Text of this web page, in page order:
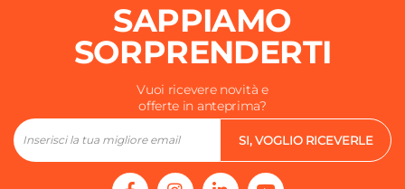
SAPPIAMO
SORPRENDERTI
Vuoi ricevere novità e
offerte in anteprima?
SI, VOGLIO RICEVERLE